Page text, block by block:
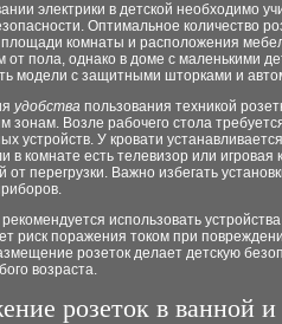
электрики в детской необходимо
Оптимальное количество
площади комнаты и расположения
от пола, однако в доме с маленькими
модели с защитными шторками и
удобства пользования техникой
зонам. Возле рабочего стола
устройств. У кровати
в комнате есть телевизор или
от перегрузки. Важно избегать
использовать
риск поражения током при
розеток делает детскую
возраста.
розеток в ванной